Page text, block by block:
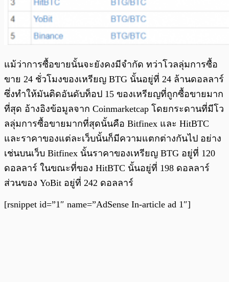
แม้ว่าการซื้อขายนั้นจะยังคงมีจำกัด ทว่าโวลลุ่มการซื้อ
ขาย 24 ชั่วโมงของเหรียญ BTG นั้นอยู่ที่ 24 ล้านดอลลาร์
ซึ่งทำให้มันติดอันดับท็อป 15 ของเหรียญที่ถูกซื้อขายมาก
ที่สุด อ้างอิงข้อมูลจาก Coinmarketcap โดยกระดานที่มีโว
ลลุ่มการซื้อขายมากที่สุดนั้นคือ Bitfinex และ HitBTC
และราคาของแต่ละเว็บนั้นก็มีความแตกต่างกันไป อย่าง
เช่นบนเว็บ Bitfinex นั้นราคาของเหรียญ BTG อยู่ที่ 120
ดอลลาร์ ในขณะที่ของ HitBTC นั้นอยู่ที่ 198 ดอลลาร์
ส่วนของ YoBit อยู่ที่ 242 ดอลลาร์
[rsnippet id=”1″ name=”AdSense In-article ad 1″]